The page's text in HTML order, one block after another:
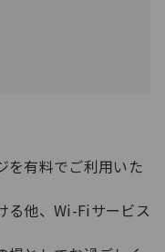
を有料でご利用いた
る他、Wi-Fiサービス